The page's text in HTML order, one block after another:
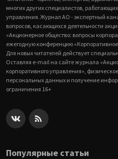
многих других специалистов,
управления. Журнал АО - экспертный
вопросов, касающихся деятельности
«Акционерное общество: вопросы
ежегодную конференцию
Для новых читателей действует
Оставляя e-mail на сайте журнала
корпоративного управления»,
персональных данных и получение
ограничения 16+
Популярные статьи